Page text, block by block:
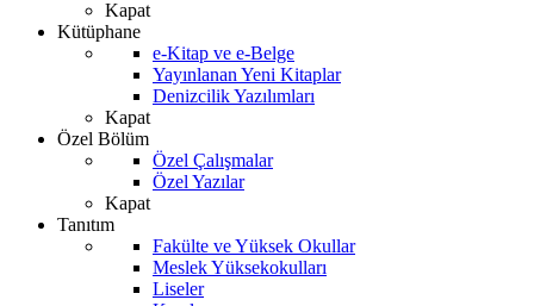
Kapat
Kütüphane
e-Kitap ve e-Belge
Yayınlanan Yeni Kitaplar
Denizcilik Yazılımları
Kapat
Özel Bölüm
Özel Çalışmalar
Özel Yazılar
Kapat
Tanıtım
Fakülte ve Yüksek Okullar
Meslek Yüksekokulları
Liseler